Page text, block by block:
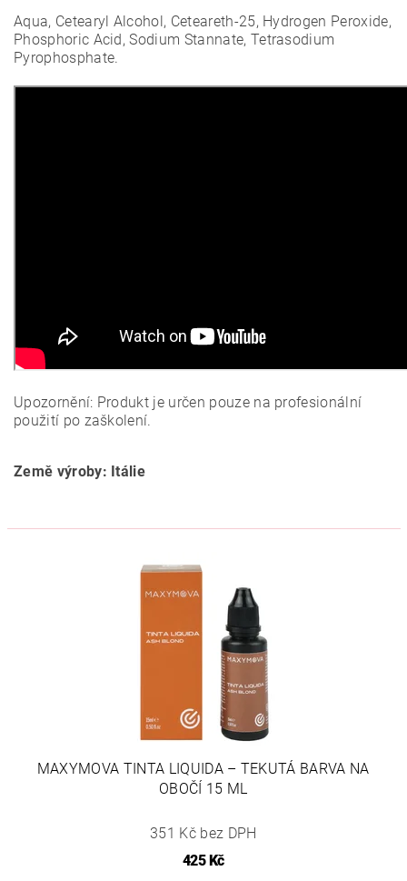
Aqua, Cetearyl Alcohol, Ceteareth-25, Hydrogen Peroxide,
Phosphoric Acid, Sodium Stannate, Tetrasodium
Pyrophosphate.
Upozornění: Produkt je určen pouze na profesionální
použití po zaškolení.
Země výroby: Itálie
MAXYMOVA TINTA LIQUIDA – TEKUTÁ BARVA NA
OBOČÍ 15 ML
351 Kč bez DPH
425 Kč